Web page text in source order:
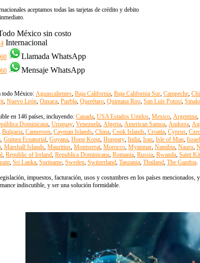
aceptamos todas las tarjetas de crédito y debito
México sin costo
Internacional
Llamada WhatsApp
Mensaje WhatsApp
todo México: Aguascalientes, Baja California, Baja California Sur, Campeche,
, Nuevo León, Oaxaca, Puebla, Querétaro, Quintana Roo, San Luis Potosí,
en 146 países, incluyendo: Canada, USA Estados Unidos, Mexico, Argentina,
Dominicana, Uruguay, Venezuela, Algeria, American Samoa, Andorra,
Bulgaria, Cameroon, Cayman Islands, China, Cook Islands, Croatia, Cyprus,
, Guinea Ecuatorial, Guyana, Hong Kong, Hungary, India, Iraq, Isle of Man, Israel
, Marshall Islands, Mauritius, Montserrat, Morocco, Myanmar, Namibia, Nauru,
, Republic of Ireland, Republica Dominicana, Romania, Russia, Rwanda, Saint
, Sri Lanka, Suriname, Sweden, Switzerland, Tanzania, Thailand, The Gambia.
impuestos, facturación, usos y costumbres en los países
indiscutible, y ser una solución formidable.